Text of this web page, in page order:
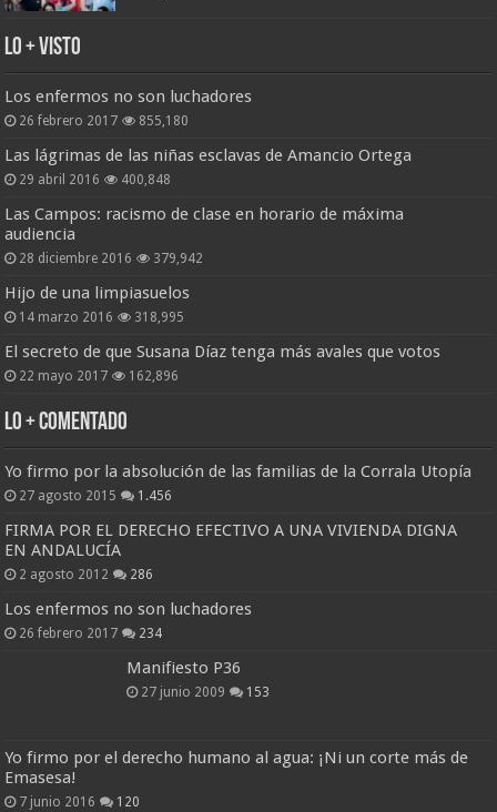
Lo + Visto
Los enfermos no son luchadores
26 febrero 2017 855,180
Las lágrimas de las niñas esclavas de Amancio Ortega
29 abril 2016 400,848
Las Campos: racismo de clase en horario de máxima
audiencia
28 diciembre 2016 379,942
Hijo de una limpiasuelos
14 marzo 2016 318,995
El secreto de que Susana Díaz tenga más avales que votos
22 mayo 2017 162,896
Lo + Comentado
Yo firmo por la absolución de las familias de la Corrala Utopía
27 agosto 2015 1.456
FIRMA POR EL DERECHO EFECTIVO A UNA VIVIENDA DIGNA
EN ANDALUCÍA
2 agosto 2012 286
Los enfermos no son luchadores
26 febrero 2017 234
Manifiesto P36
27 junio 2009 153
Yo firmo por el derecho humano al agua: ¡Ni un corte más de
Emasesa!
7 junio 2016 120